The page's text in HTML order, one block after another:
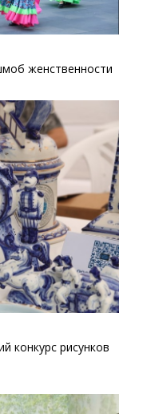
женственности
конкурс рисунков